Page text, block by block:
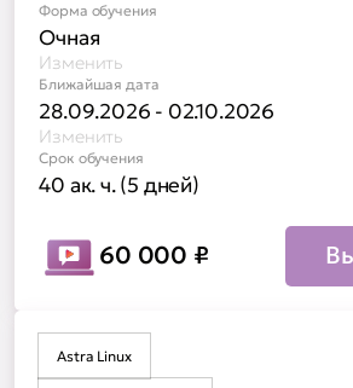
Форма обучения
Очная
Изменить
Ближайшая дата
28.09.2026 - 02.10.2026
Изменить
Срок обучения
40 ак. ч. (5 дней)
60 000 ₽
Astra Linux